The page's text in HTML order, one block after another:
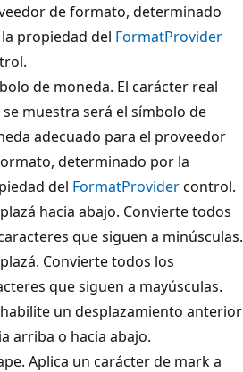
de formato, determinado
propiedad del FormatProvider
de moneda. El carácter real
muestra será el símbolo de
adecuado para el proveedor
determinado por la
del FormatProvidercontrol.
hacia abajo. Convierte todos
que siguen a minúsculas.
Convierte todos los
que siguen a mayúsculas.
un desplazamiento anterior
arriba o hacia abajo.
Aplica un carácter de mark a